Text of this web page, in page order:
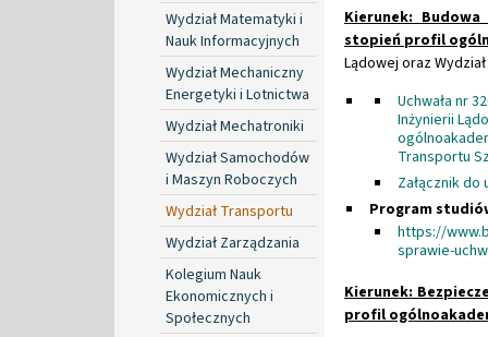
Wydział Matematyki i
Nauk Informacyjnych
Wydział Mechaniczny
Energetyki i Lotnictwa
Wydział Mechatroniki
Wydział Samochodów
i Maszyn Roboczych
Wydział Transportu
Wydział Zarządzania
Kolegium Nauk
Ekonomicznych i
Społecznych
Kierunek:
stopień profil
Lądowej oraz
Uchwała nr
Inżynierii
Transportu
Załącznik do
Program
https://
sprawie-
Kierunek:
profil